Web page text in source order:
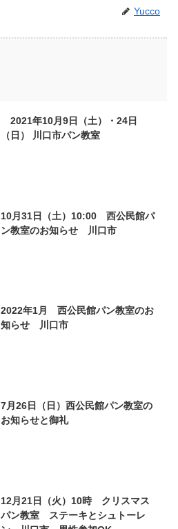
Yucco
2021年10月9日（土）・24日
（日） 川口市パン教室
10月31日（土）10:00 西公民館パ
ン教室のお知らせ 川口市
2022年1月 西公民館パン教室のお
知らせ 川口市
7月26日（日）西公民館パン教室の
お知らせと御礼
12月21日（火）10時 クリスマス
パン教室 ステーキとシュトーレ